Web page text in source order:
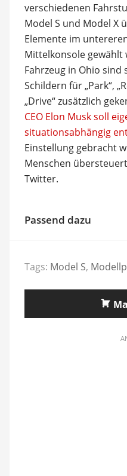
verschiedenen
Model S und Model X
Elemente im
Mittelkonsole gewählt
Fahrzeug in Ohio
Schildern für „Park“,
„Drive“ zusätzlich
CEO Elon Musk soll
situationsabhängig
Einstellung gebracht
Menschen
Twitter.
Passend dazu
Tags: Model S,